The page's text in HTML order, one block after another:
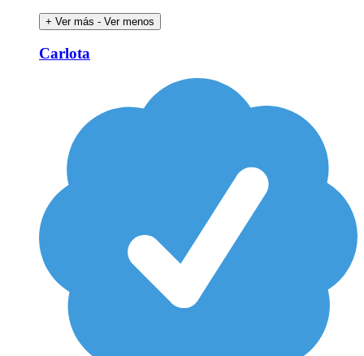
+ Ver más - Ver menos
Carlota